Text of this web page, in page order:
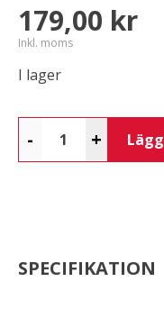
179,00 kr
Inkl. moms
I lager
- +
SPECIFIKATION